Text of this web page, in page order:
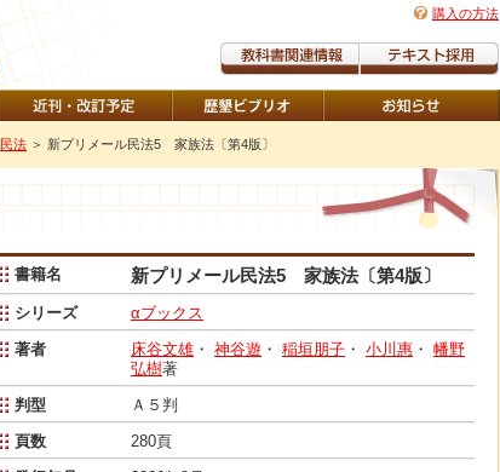
購入の方法
民法 ＞ 新プリメール民法5 家族法〔第4版〕
書籍名 新プリメール民法5 家族法〔第4版〕
シリーズ
αブックス
著者
床谷文雄 ・ 神谷遊 ・ 稲垣朋子 ・ 小川惠 ・ 幡野
弘樹著
判型
Ａ５判
頁数
280頁